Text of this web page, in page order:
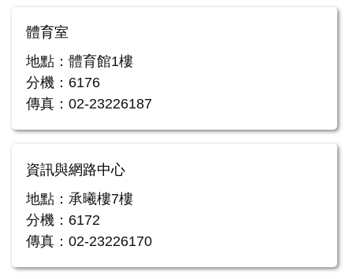
體育室
地點：體育館1樓
分機：6176
傳真：02-23226187
資訊與網路中心
地點：承曦樓7樓
分機：6172
傳真：02-23226170